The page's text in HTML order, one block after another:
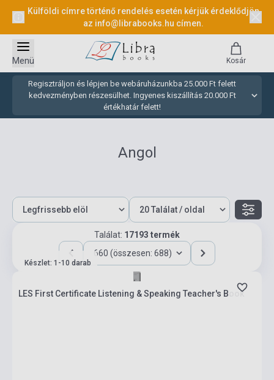
Külföldi címre történő rendelés esetén kérjük érdeklődjön
az info@librabooks.hu címen.
Regisztráljon és lépjen be webáruházunkba 25.000 Ft felett
kedvezményben részesülhet. Ingyenes kiszállítás 20.000 Ft
értékhatár felett!
Menü Kosár
Angol
Találat: 17193 termék
660 (összesen: 688)
Készlet: 1-10 darab
LES First Certificate Listening & Speaking Teacher's Book